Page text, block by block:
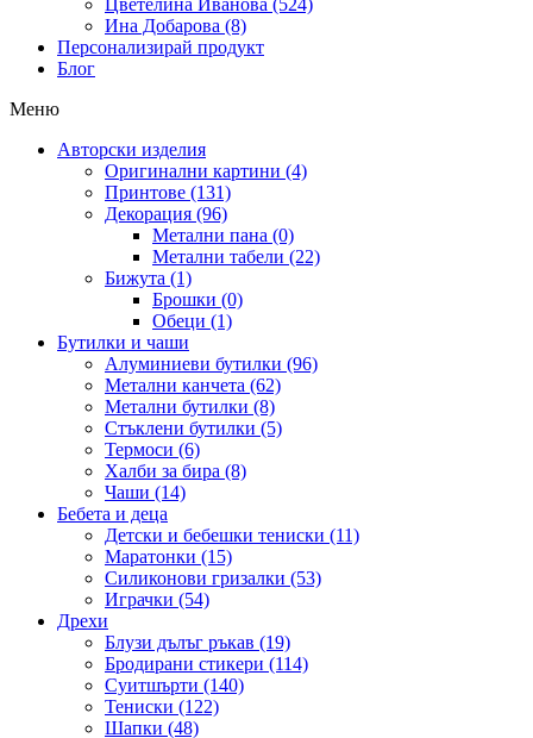
Цветелина Иванова (524)
Ина Добарова (8)
Персонализирай продукт
Блог
Меню
Авторски изделия
Оригинални картини (4)
Принтове (131)
Декорация (96)
Метални пана (0)
Метални табели (22)
Бижута (1)
Брошки (0)
Обеци (1)
Бутилки и чаши
Алуминиеви бутилки (96)
Метални канчета (62)
Метални бутилки (8)
Стъклени бутилки (5)
Термоси (6)
Халби за бира (8)
Чаши (14)
Бебета и деца
Детски и бебешки тениски (11)
Маратонки (15)
Силиконови гризалки (53)
Играчки (54)
Дрехи
Блузи дълъг ръкав (19)
Бродирани стикери (114)
Суитшърти (140)
Тениски (122)
Шапки (48)